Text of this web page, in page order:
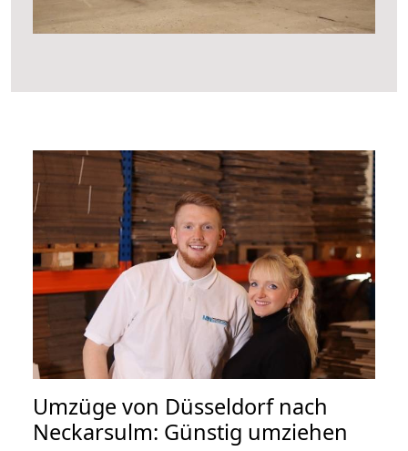
Umzüge von Düsseldorf nach
Neckarsulm: Günstig umziehen